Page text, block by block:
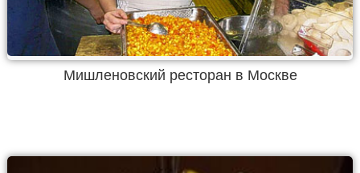
Мишленовский ресторан в Москве